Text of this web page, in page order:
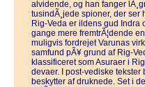
alvidende, og han fanger
tusindÃ¸jede spioner, der ser
Rig-Veda er ildens gud Indra
gange mere fremtrÃ¦dende
muligvis fordrejet Varunas
samfund pÃ¥ grund af Rig-
klassificeret som Asuraer i
devaer. I post-vediske
beskytter af druknede. Set i